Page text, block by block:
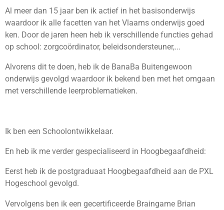
Al meer dan 15 jaar ben ik actief in het basisonderwijs
waardoor ik alle facetten van het Vlaams onderwijs goed
ken. Door de jaren heen heb ik verschillende functies gehad
op school: zorgcoördinator, beleidsondersteuner,...
Alvorens dit te doen, heb ik de BanaBa Buitengewoon
onderwijs gevolgd waardoor ik bekend ben met het omgaan
met verschillende leerproblematieken.
Ik ben een Schoolontwikkelaar.
En heb ik me verder gespecialiseerd in Hoogbegaafdheid:
Eerst heb ik de postgraduaat Hoogbegaafdheid aan de PXL
Hogeschool gevolgd.
Vervolgens ben ik een gecertificeerde Braingame Brian